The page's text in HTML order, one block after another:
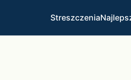
Streszczenia